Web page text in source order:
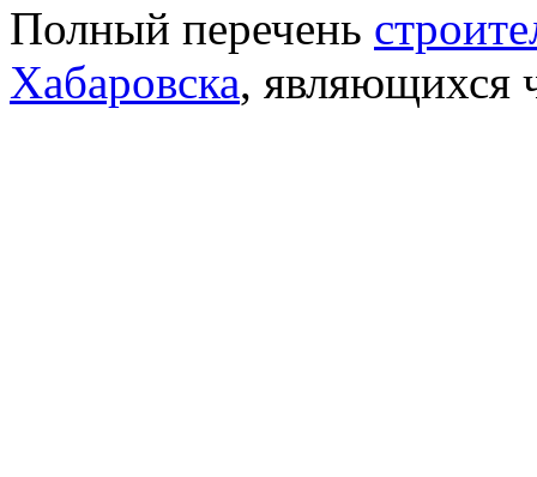
Полный перечень
Хабаровска, являющихся